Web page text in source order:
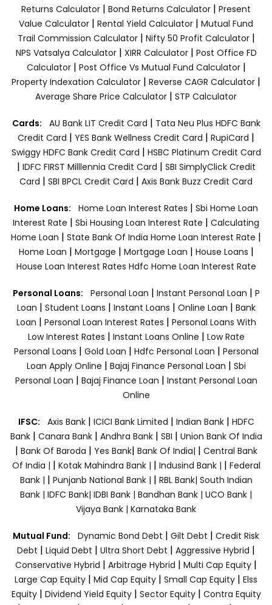
Returns Calculator | Bond Returns Calculator | Present
Value Calculator | Rental Yield Calculator | Mutual Fund
Trail Commission Calculator| Nifty 50 Profit Calculator|
NPS Vatsalya Calculator| XIRR Calculator| Post Office FD
Calculator| Post Office Vs Mutual Fund Calculator|
Property Indexation Calculator | Reverse CAGR Calculator |
Average Share Price Calculator | STP Calculator
Cards: AU Bank LIT Credit Card | Tata Neu Plus HDFC Bank
Credit Card | YES Bank Wellness Credit Card | RupiCard |
Swiggy HDFC Bank Credit Card | HSBC Platinum Credit Card
| IDFC FIRST Milllennia Credit Card | SBI SimplyClick Credit
Card | SBI BPCL Credit Card | Axis Bank Buzz Credit Card
Home Loans: Home Loan Interest Rates | Sbi Home Loan
Interest Rate | Sbi Housing Loan Interest Rate | Calculating
Home Loan | State Bank Of India Home Loan Interest Rate |
Home Loan | Mortgage | Mortgage Loan | House Loans |
House Loan Interest Rates Hdfc Home Loan Interest Rate
Personal Loans: Personal Loan | Instant Personal Loan | P
Loan | Student Loans | Instant Loans | Online Loan | Bank
Loan | Personal Loan Interest Rates | Personal Loans With
Low Interest Rates | Instant Loans Online | Low Rate
Personal Loans | Gold Loan | Hdfc Personal Loan | Personal
Loan Apply Online | Bajaj Finance Personal Loan | Sbi
Personal Loan | Bajaj Finance Loan | Instant Personal Loan
Online
IFSC: Axis Bank | ICICI Bank Limited | Indian Bank | HDFC
Bank| Canara Bank | Andhra Bank| SBI | Union Bank Of India
| Bank Of Baroda | Yes Bank| Bank Of India| | Central Bank
Of India | | Kotak Mahindra Bank | | Indusind Bank | | Federal
Bank | | Punjanb National Bank | | RBL Bank| South Indian
Bank | IDFC Bank| IDBI Bank | Bandhan Bank | UCO Bank |
Vijaya Bank | Karnataka Bank
Mutual Fund: Dynamic Bond Debt | Gilt Debt | Credit Risk
Debt | Liquid Debt | Ultra Short Debt | Aggressive Hybrid |
Conservative Hybrid | Arbitrage Hybrid | Multi Cap Equity |
Large Cap Equity | Mid Cap Equity | Small Cap Equity | Elss
Equity| Dividend Yield Equity| Sector Equity | Contra Equity